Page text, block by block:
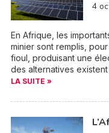
4
En Afrique, les
minier sont remplis,
fioul, produisant une
des alternatives
LA SUITE »